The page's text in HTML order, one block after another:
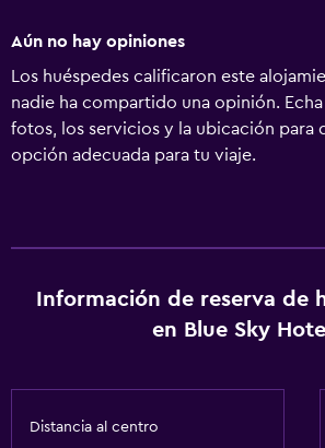
Aún no hay opiniones
Los huéspedes calificaron este
nadie ha compartido una opinión. Echa
fotos, los servicios y la ubicación para
opción adecuada para tu viaje.
Información de reserva de
en Blue Sky Hotel
Distancia al centro